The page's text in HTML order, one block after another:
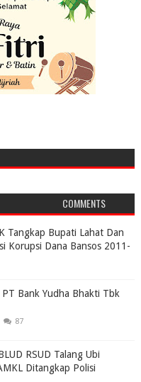
COMMENTS
Tangkap Bupati Lahat Dan
Korupsi Dana Bansos 2011-
Bank Yudha Bhakti Tbk
87
RSUD Talang Ubi
Ditangkap Polisi